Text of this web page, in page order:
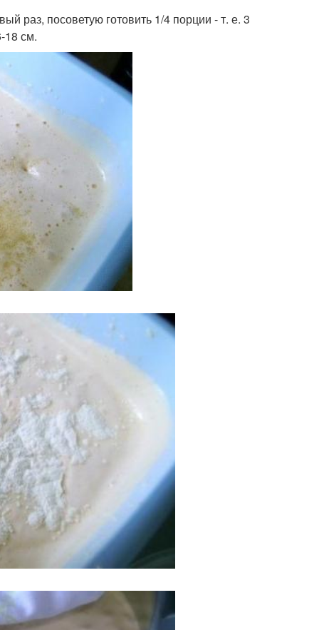
раз, посоветую готовить 1/4 порции - т. е. 3
18 см.